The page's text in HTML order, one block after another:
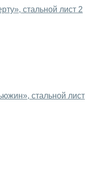
посоветуете?
необходимых
индивидуально для
произвести
Каждый сотрудник
узоров. После
оформить заявку
​​стальной лист 2
стальной лист